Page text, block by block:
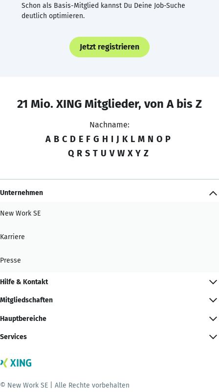
Schon als Basis-Mitglied kannst Du Deine Job-Suche
deutlich optimieren.
Jetzt registrieren
21 Mio. XING Mitglieder, von A bis Z
Nachname:
A B C D E F G H I J K L M N O P
Q R S T U V W X Y Z
Unternehmen
New Work SE
Karriere
Presse
Hilfe & Kontakt
Mitgliedschaften
Hauptbereiche
Services
© New Work SE | Alle Rechte vorbehalten